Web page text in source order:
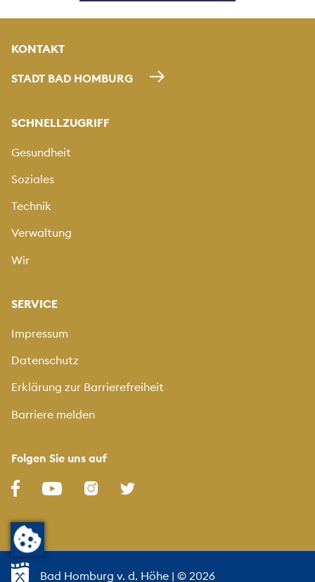
KONTAKT
STADT BAD HOMBURG
SCHNELLZUGRIFF
Gesundheit
Soziales
Technik
Verwaltung
Wir
SERVICE
Impressum
Datenschutz
Erklärung zur Barrierefreiheit
Barriere melden
Folgen Sie uns auf
Bad Homburg v. d. Höhe | © 2026